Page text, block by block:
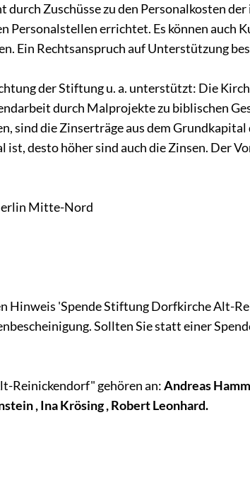
Zuschüsse zu den Personalkosten
Personalstellen errichtet. Es können auch
Ein Rechtsanspruch auf Unterstützung
der Stiftung u. a. unterstützt: Die
durch Malprojekte zu biblischen
sind die Zinserträge aus dem
ist, desto höher sind auch die Zinsen. Der
Mitte-Nord
Hinweis 'Spende Stiftung Dorfkirche Alt-
Sollten Sie statt einer
Reinickendorf" gehören an:Andreas
, Ina Krösing , Robert Leonhard.